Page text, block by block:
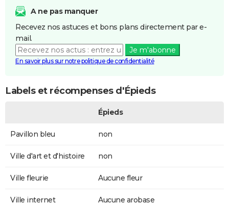
A ne pas manquer
Recevez nos astuces et bons plans directement par e-
mail.
Je m'abonne
En savoir plus sur notre politique de confidentialité
Labels et récompenses d'Épieds
Épieds
Pavillon bleu non
Ville d'art et d'histoire non
Ville fleurie Aucune fleur
Ville internet Aucune arobase